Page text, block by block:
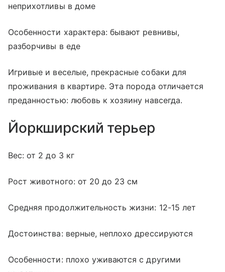
неприхотливы в доме
Особенности характера: бывают ревнивы,
разборчивы в еде
Игривые и веселые, прекрасные собаки для
проживания в квартире. Эта порода отличается
преданностью: любовь к хозяину навсегда.
Йоркширский терьер
Вес: от 2 до 3 кг
Рост животного: от 20 до 23 см
Средняя продолжительность жизни: 12-15 лет
Достоинства: верные, неплохо дрессируются
Особенности: плохо уживаются с другими